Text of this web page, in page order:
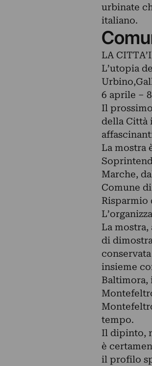
urbinate
italiano.
LA
L’utopia
6 aprile –
Il
della Città
La mostra
Marche,
Comune
Risparmio
La
di
insieme
tempo.
Il dipinto,
è
il profilo